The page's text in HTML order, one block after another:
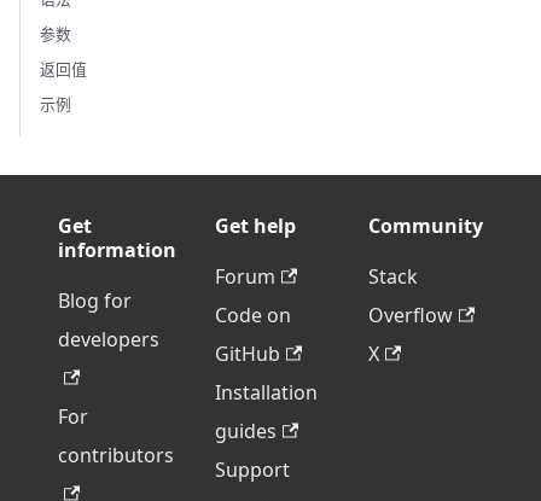
参数
返回值
示例
Get
information
Blog for
developers
For
contributors
Get help
Forum
Code on
GitHub
Installation
guides
Support
Community
Stack
Overflow
X